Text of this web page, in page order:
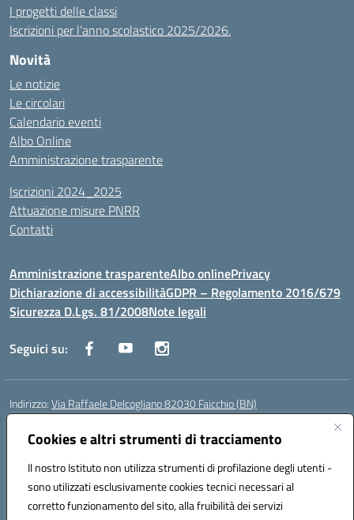
Cookies e altri strumenti di tracciamento
Il nostro Istituto non utilizza strumenti di profilazione degli utenti -
sono utilizzati esclusivamente cookies tecnici necessari al
corretto funzionamento del sito, alla fruibilità dei servizi
I progetti delle classi
Iscrizioni per l’anno scolastico 2025/2026.
Novità
Le notizie
Le circolari
Calendario eventi
Albo Online
Amministrazione trasparente
Iscrizioni 2024_2025
Attuazione misure PNRR
Contatti
Amministrazione trasparenteAlbo onlinePrivacy
Dichiarazione di accessibilitàGDPR – Regolamento 2016/679
Sicurezza D.Lgs. 81/2008Note legali
Seguici su:
Indirizzo:Via Raffaele Delcogliano 82030 Faicchio (BN)
Centralino:
Posta elettronica certificata (PEC):bnis02300v@pec.istruzione.it
Codice fiscale: 90003320620
Codice meccanografico:BNIS02300V
Codice Indice delle Pubbliche Amministrazioni (IPA): istsc_bnis02300v
Codice unico di fatturazione (CUF): UFQEG8